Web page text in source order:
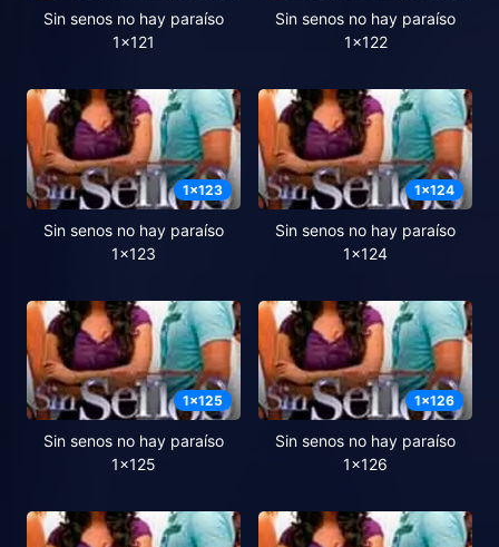
Sin senos no hay paraíso
1x121
Sin senos no hay paraíso
1x122
1x123
Sin senos no hay paraíso
1x123
1x124
Sin senos no hay paraíso
1x124
1x125
Sin senos no hay paraíso
1x125
1x126
Sin senos no hay paraíso
1x126